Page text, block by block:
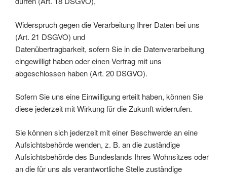
Widerspruch gegen die Verarbeitung Ihrer Daten bei uns
(Art. 21 DSGVO) und
Datenübertragbarkeit, sofern Sie in die Datenverarbeitung
eingewilligt haben oder einen Vertrag mit uns
abgeschlossen haben (Art. 20 DSGVO).
Sofern Sie uns eine Einwilligung erteilt haben, können Sie
diese jederzeit mit Wirkung für die Zukunft widerrufen.
Sie können sich jederzeit mit einer Beschwerde an eine
Aufsichtsbehörde wenden, z. B. an die zuständige
Aufsichtsbehörde des Bundeslands Ihres Wohnsitzes oder
an die für uns als verantwortliche Stelle zuständige